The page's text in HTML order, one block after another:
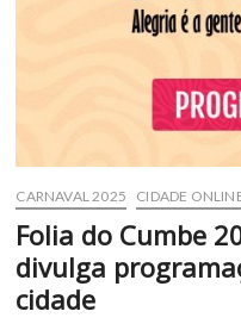
CARNAVAL 2025 CIDADE
Folia do Cumbe
divulga
cidade